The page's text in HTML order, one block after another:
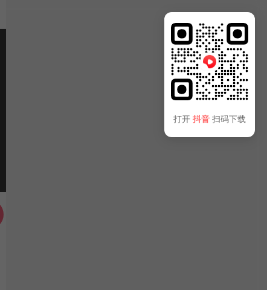
打开 抖音 扫码下载